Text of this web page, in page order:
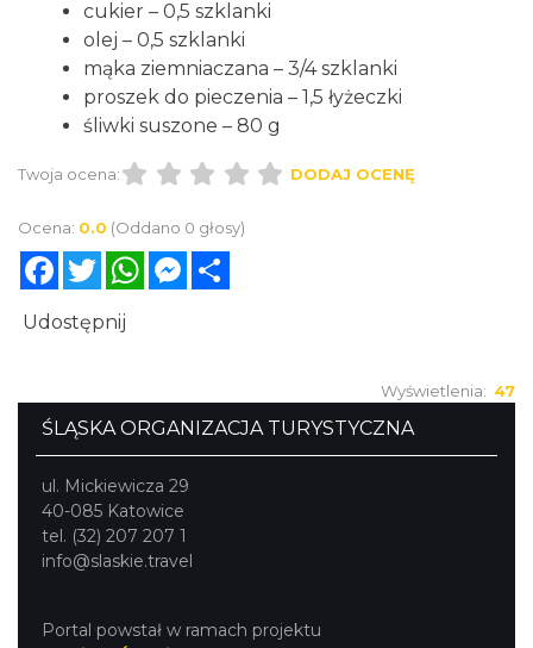
cukier – 0,5 szklanki
olej – 0,5 szklanki
mąka ziemniaczana – 3/4 szklanki
proszek do pieczenia – 1,5 łyżeczki
śliwki suszone – 80 g
Twoja ocena: DODAJ OCENĘ
Ocena: 0.0 (Oddano 0 głosy)
FacebookTwitterWhatsAppMessenger
Udostępnij
Wyświetlenia: 47
ŚLĄSKA ORGANIZACJA TURYSTYCZNA
ul. Mickiewicza 29
40-085 Katowice
tel. (32) 207 207 1
info@slaskie.travel
Portal powstał w ramach projektu